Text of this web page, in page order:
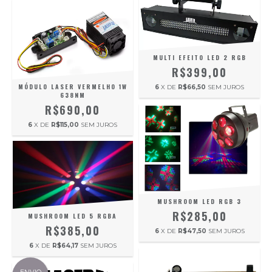
MÓDULO LASER VERMELHO 1W
638NM
R$690,00
6 X DE R$115,00 SEM JUROS
MULTI EFEITO LED 2 RGB
R$399,00
6 X DE R$66,50 SEM JUROS
MUSHROOM LED 5 RGBA
R$385,00
6 X DE R$64,17 SEM JUROS
MUSHROOM LED RGB 3
R$285,00
6 X DE R$47,50 SEM JUROS